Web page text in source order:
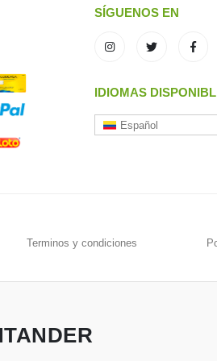
SÍGUENOS EN
IDIOMAS
Español
Terminos y condiciones